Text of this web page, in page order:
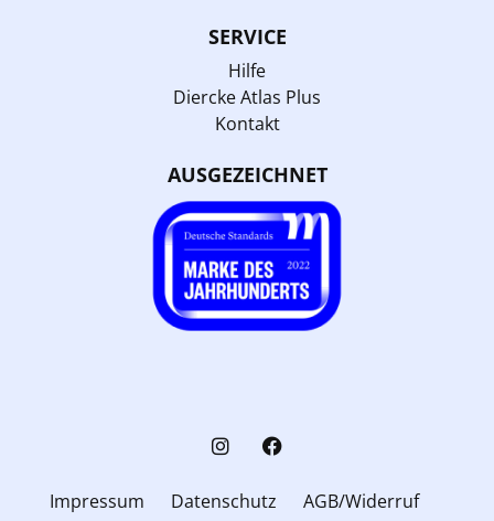
SERVICE
Hilfe
Diercke Atlas Plus
Kontakt
AUSGEZEICHNET
Impressum Datenschutz
AGB/Widerruf